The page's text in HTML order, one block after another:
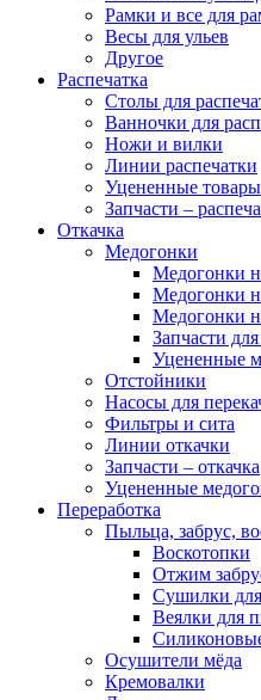
Рамки и все для
Весы для ульев
Другое
Распечатка
Столы для
Ванночки для
Ножи и вилки
Линии распечатки
Уцененные товары
Запчасти –
Откачка
Медогонки
Медогонки
Медогонки
Медогонки
Запчасти
Уцененные
Отстойники
Насосы для
Фильтры и сита
Линии откачки
Запчасти – откачка
Уцененные
Переработка
Пыльца, забрус,
Воскотопки
Отжим
Сушилки
Веялки для
Осушители мёда
Кремовалки